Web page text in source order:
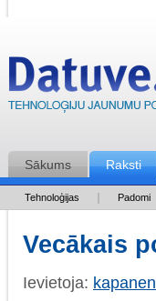
Sākums Raksti
Tehnoloģijas Padomi
Vecākais
Ievietoja: kapanen